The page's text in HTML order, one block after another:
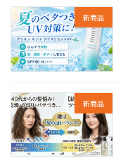
新商品
新商品